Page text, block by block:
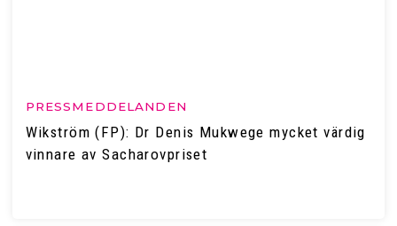
PRESSMEDDELANDEN
Wikström (FP): Dr Denis Mukwege mycket värdig
vinnare av Sacharovpriset